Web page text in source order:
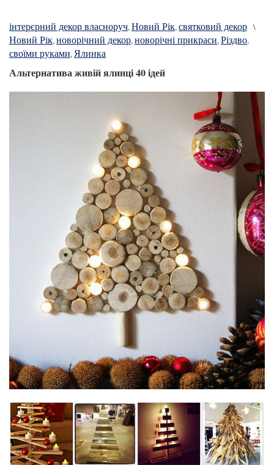
інтерєрний декор власноруч,Новий Рік,святковий декор \
Новий Рік,новорічний декор,новорічні прикраси,Різдво,
своїми руками, Ялинка
Альтернатива живій ялинці 40 ідей